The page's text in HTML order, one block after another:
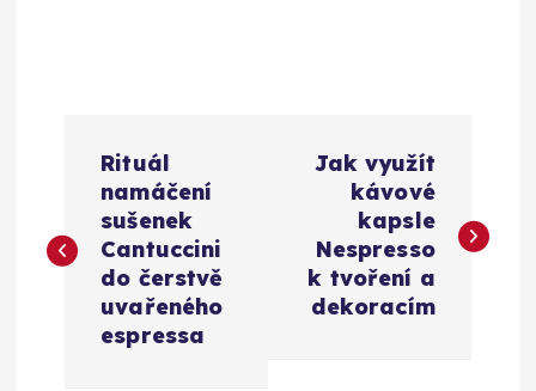
v
Rituál
namáčení
sušenek
Cantuccini
do čerstvě
uvařeného
espressa
Jak využít
kávové
kapsle
Nespresso
k tvoření a
dekoracím